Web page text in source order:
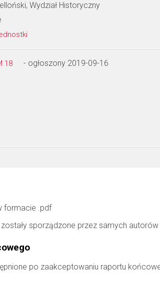
Wydział Historyczny
18 - ogłoszony 2019-09-16
formacie .pdf
sporządzone przez samych
po zaakceptowaniu raportu